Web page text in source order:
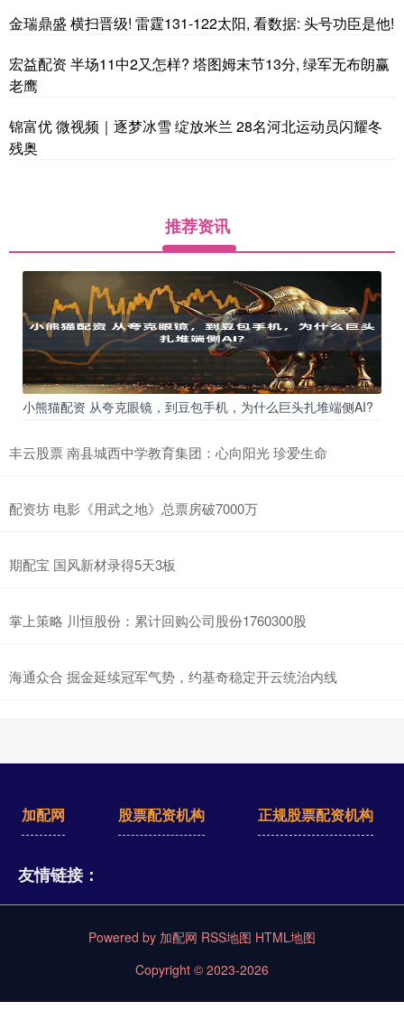
金瑞鼎盛 横扫晋级! 雷霆131-122太阳, 看数据: 头号功臣是他!
宏益配资 半场11中2又怎样? 塔图姆末节13分, 绿军无布朗赢
老鹰
锦富优 微视频｜逐梦冰雪 绽放米兰 28名河北运动员闪耀冬
残奥
推荐资讯
小熊猫配资 从夸克眼镜，到豆包手机，为什么巨头扎堆端侧AI?
丰云股票 南县城西中学教育集团：心向阳光 珍爱生命
配资坊 电影《用武之地》总票房破7000万
期配宝 国风新材录得5天3板
掌上策略 川恒股份：累计回购公司股份1760300股
海通众合 掘金延续冠军气势，约基奇稳定开云统治内线
加配网 股票配资机构 正规股票配资机构
友情链接：
Powered by 加配网 RSS地图 HTML地图
Copyright © 2023-2026